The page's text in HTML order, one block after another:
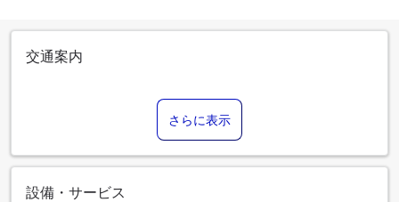
交通案内
さらに表示
設備・サービス